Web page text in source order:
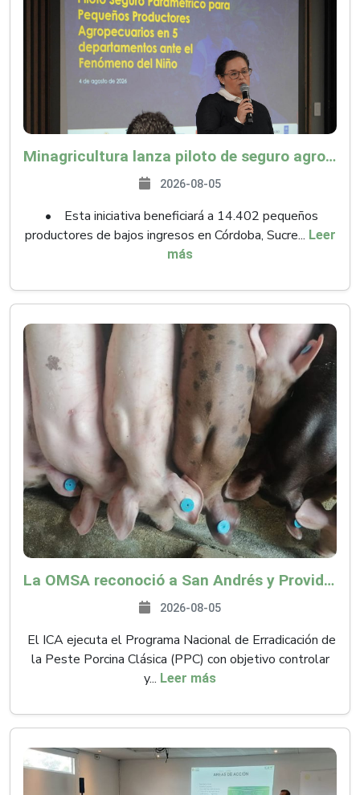
Minagricultura lanza piloto de seguro agropecuario por $9.625 millones para proteger a más de 14.000 pequeños productores contra riesgos del Fenómeno de El Niño
2026-08-05
• Esta iniciativa beneficiará a 14.402 pequeños
productores de bajos ingresos en Córdoba, Sucre... Leer
más
La OMSA reconoció a San Andrés y Providencia como zona libre de Peste Porcina Clásica (PPC)
2026-08-05
El ICA ejecuta el Programa Nacional de Erradicación de
la Peste Porcina Clásica (PPC) con objetivo controlar
y... Leer más